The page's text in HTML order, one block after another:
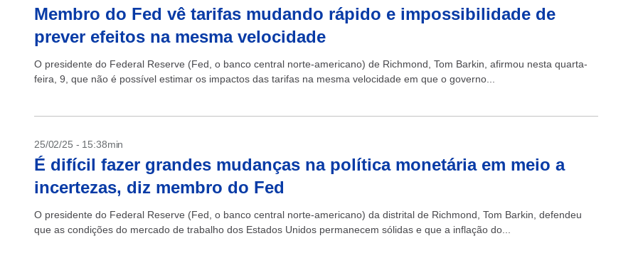
Membro do Fed vê tarifas mudando rápido e impossibilidade de
prever efeitos na mesma velocidade
O presidente do Federal Reserve (Fed, o banco central norte-americano) de Richmond, Tom Barkin, afirmou nesta quarta-
feira, 9, que não é possível estimar os impactos das tarifas na mesma velocidade em que o governo...
25/02/25 - 15:38min
É difícil fazer grandes mudanças na política monetária em meio a
incertezas, diz membro do Fed
O presidente do Federal Reserve (Fed, o banco central norte-americano) da distrital de Richmond, Tom Barkin, defendeu
que as condições do mercado de trabalho dos Estados Unidos permanecem sólidas e que a inflação do...